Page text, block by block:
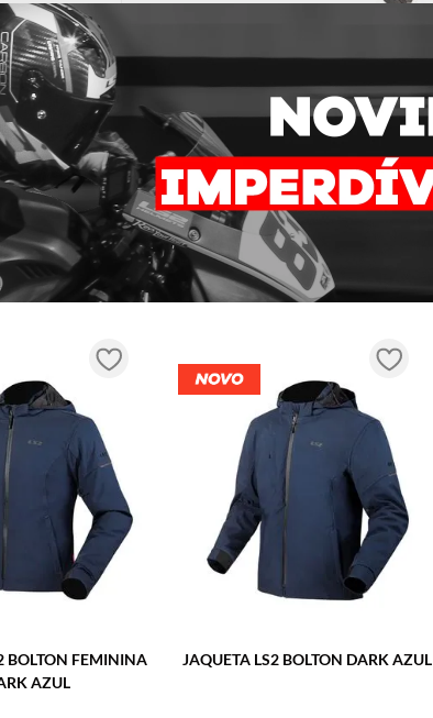
BOLTON FEMININA
AZUL
JAQUETA LS2 BOLTON DARK AZUL
CARBON
OU10x DE R$299,99
Tamanho
56/S 62/XL
COMPRAR